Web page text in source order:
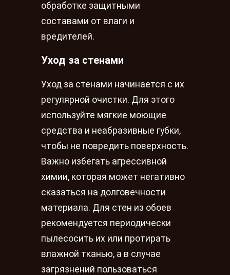
обработке защитными
составами от влаги и
вредителей.
Уход за стенами
Уход за стенами начинается с их
регулярной очистки. Для этого
используйте мягкие моющие
средства и неабразивные губки,
чтобы не повредить поверхность.
Важно избегать агрессивной
химии, которая может негативно
сказаться на долговечности
материала. Для стен из обоев
рекомендуется периодически
пылесосить их или протирать
влажной тканью, а в случае
загрязнений пользоваться